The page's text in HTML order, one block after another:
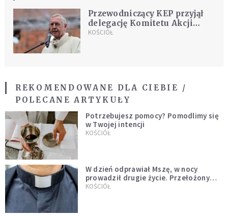
Przewodniczący KEP przyjął
delegację Komitetu Akcji
Wyborczej Chrześcijańskiego
KOŚCIÓŁ
REKOMENDOWANE DLA CIEBIE /
POLECANE ARTYKUŁY
Potrzebujesz pomocy? Pomodlimy się
w Twojej intencji
KOŚCIÓŁ
W dzień odprawiał Mszę, w nocy
prowadził drugie życie. Przełożony
kazał mu opuścić zakon
KOŚCIÓŁ